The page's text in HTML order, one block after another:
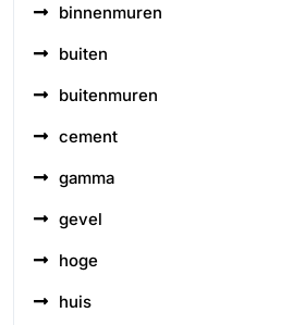
binnenmuren
buiten
buitenmuren
cement
gamma
gevel
hoge
huis